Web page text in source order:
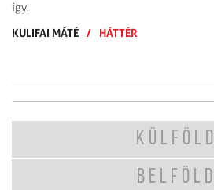
így.
KULIFAI MÁTÉ / HÁTTÉR
KÜLFÖLD
BELFÖLD